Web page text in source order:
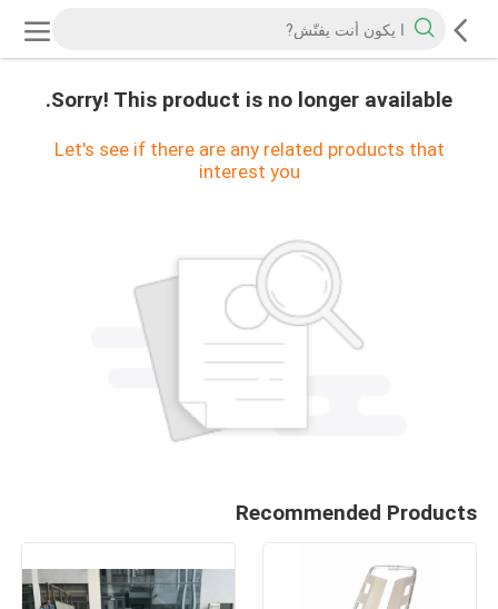
Sorry! This product is no longer available.
Let's see if there are any related products that
interest you
Recommended Products